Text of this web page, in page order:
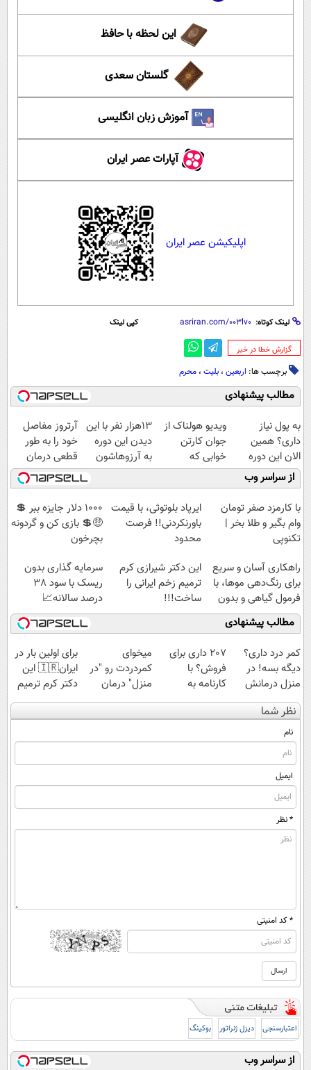
این لحظه با حافظ
گلستان سعدی
آموزش زبان انگلیسی
آپارات عصر ایران
اپلیکیشن عصر ایران
لینک کوتاه: کپی لینک
‌گزارش خطا در خبر
برچسب ها: اربعین ، بلیت ، محرم
مطالب پیشنهادی
به پول نیاز
داری؟ همین
الان این دوره
رایگان رو شرکت
کن تا دیر نشده!
ویدیو هولناک از
جوان کارتن
خوابی که
میلیاردر شد.
آموزش رایگان
13هزار نفر با این
دیدن این دوره
به آرزوهاشون
رسیدن | ثبت‌‌نام
رایگان
آرتروز مفاصل
خود را به طور
قطعی درمان
کنید!
◗پرسش‌نامه◖
از سراسر وب
با کارمزد صفر تومان
وام بگیر و طلا بخر |
تکنوپی
ایرپاد بلوتوثی، با قیمت
باورنکردنی!! فرصت
محدود
1000 دلار جایزه ببر 💲
🤑💲 بازی کن و گردونه
بچرخون
راهکاری آسان و سریع
برای رنگ‌دهی موها، با
فرمول گیاهی و بدون
آمونیاک
این دکتر شیرازی کرم
ترمیم زخم ایرانی را
ساخت!!!
سرمایه گذاری بدون
ریسک با سود 38
درصد سالانه📈
مطالب پیشنهادی
کمر درد داری؟
دیگه بسه! در
منزل درمانش
کن
(◀پرسش‌نامه)
207 داری برای
فروش؟ با
کارنامه به
بهترین قیمت
بفروش!
میخوای
کمردردت رو "در
منزل" درمان
کنی؟ (◂فیلم +
◂پرسش‌نامه)
برای اولین بار در
ایران🇮🇷 این
دکتر کرم ترمیم
کننده 23 روزه
ساخت!
نظر شما
نام
ایمیل
* نظر
* کد امنیتی
اعتبارسنجی دیزل ژنراتور بوکینگ
از سراسر وب